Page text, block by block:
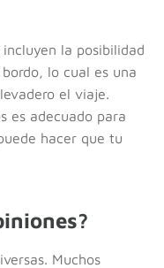
la posibilidad
lo cual es una
el viaje.
es adecuado para
hacer que tu
Muchos